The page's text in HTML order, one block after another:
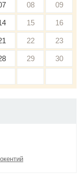
08 09
15 16
22 23
29 30